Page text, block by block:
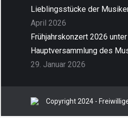
Lieblingsstücke der
April 2026
Frühjahrskonzert 2026
Hauptversammlung des
29. Januar 2026
Copyright 2024 -